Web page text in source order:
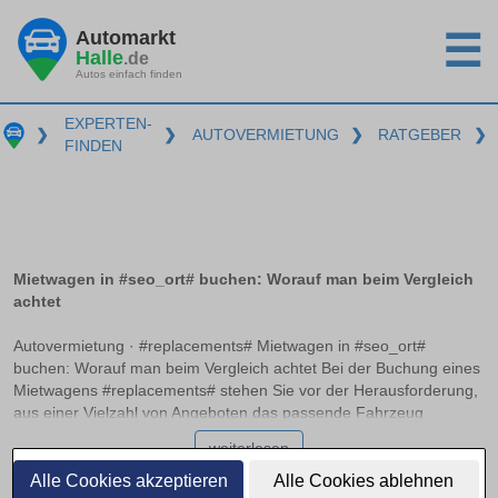
Alle Cookies akzeptieren Alle Cookies ablehnen
Automarkt
Halle.de
Autos einfach finden ☰
❯
EXPERTEN-
FINDEN
❯ AUTOVERMIETUNG ❯ RATGEBER ❯
Mietwagen in #seo_ort# buchen: Worauf man beim Vergleich
achtet
Autovermietung · #replacements# Mietwagen in #seo_ort#
buchen: Worauf man beim Vergleich achtet Bei der Buchung eines
Mietwagens #replacements# stehen Sie vor der Herausforderung,
aus einer Vielzahl von Angeboten das passende Fahrzeug
auszuwählen. Neben unterschiedlichen Preisen und
Fahrzeugmodellen gibt es zahlreiche Aspekte wie die
Vollkaskoversicherung ohne Selbstbeteiligung und mögliche
weiterlesen